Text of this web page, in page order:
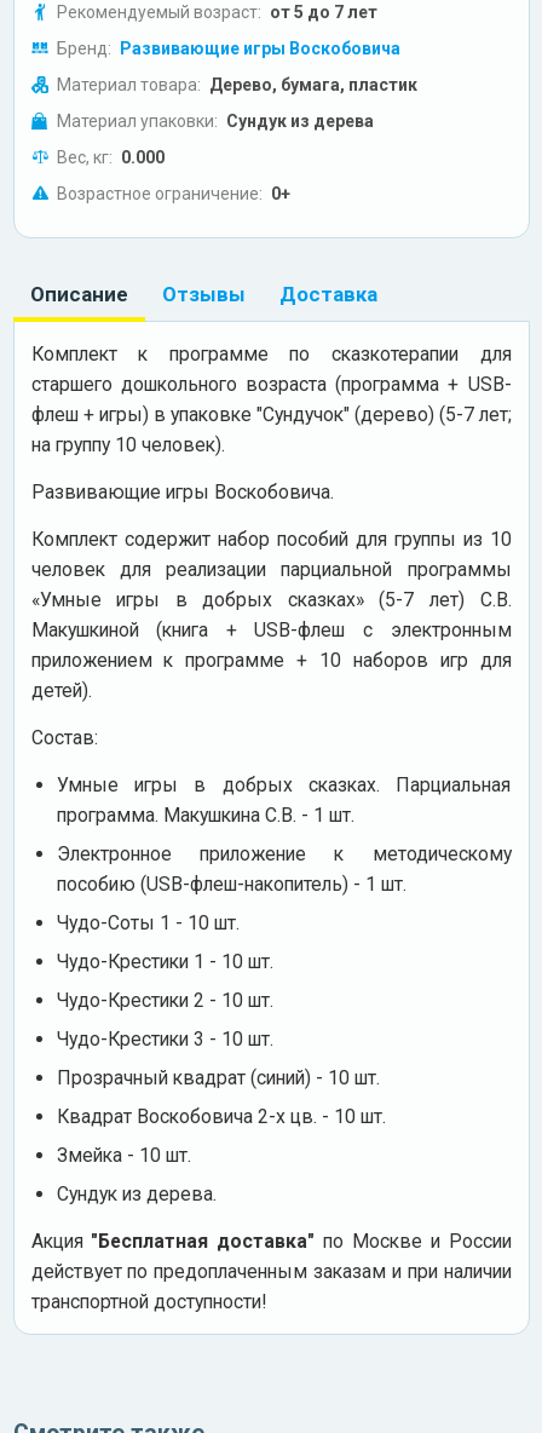
Рекомендуемый возраст: от 5 до 7 лет
Бренд: Развивающие игры Воскобовича
Материал товара: Дерево, бумага, пластик
Материал упаковки: Сундук из дерева
Вес, кг: 0.000
Возрастное ограничение: 0+
Описание Отзывы Доставка
Комплект к программе по сказкотерапии для
старшего дошкольного возраста (программа + USB-
флеш + игры) в упаковке "Сундучок" (дерево) (5-7 лет;
на группу 10 человек).
Развивающие игры Воскобовича.
Комплект содержит набор пособий для группы из 10
человек для реализации парциальной программы
«Умные игры в добрых сказках» (5-7 лет) С.В.
Макушкиной (книга + USB-флеш с электронным
приложением к программе + 10 наборов игр для
детей).
Состав:
Умные игры в добрых сказках. Парциальная
программа. Макушкина С.В. - 1 шт.
Электронное приложение к методическому
пособию (USB-флеш-накопитель) - 1 шт.
Чудо-Соты 1 - 10 шт.
Чудо-Крестики 1 - 10 шт.
Чудо-Крестики 2 - 10 шт.
Чудо-Крестики 3 - 10 шт.
Прозрачный квадрат (синий) - 10 шт.
Квадрат Воскобовича 2-х цв. - 10 шт.
Змейка - 10 шт.
Сундук из дерева.
Акция "Бесплатная доставка" по Москве и России
действует по предоплаченным заказам и при наличии
транспортной доступности!